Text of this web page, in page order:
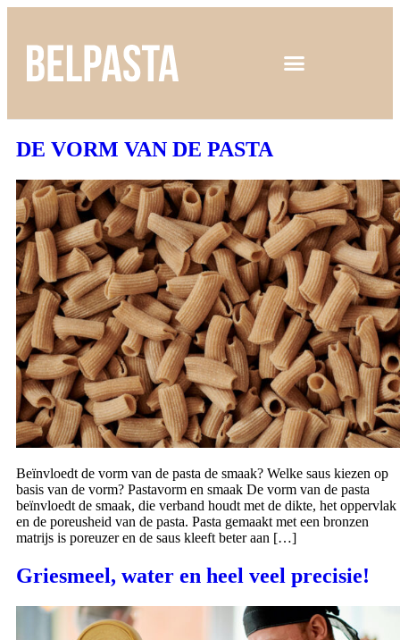
DE VORM VAN DE PASTA
Beïnvloedt de vorm van de pasta de smaak? Welke saus kiezen op
basis van de vorm? Pastavorm en smaak De vorm van de pasta
beïnvloedt de smaak, die verband houdt met de dikte, het oppervlak
en de poreusheid van de pasta. Pasta gemaakt met een bronzen
matrijs is poreuzer en de saus kleeft beter aan […]
Griesmeel, water en heel veel precisie!